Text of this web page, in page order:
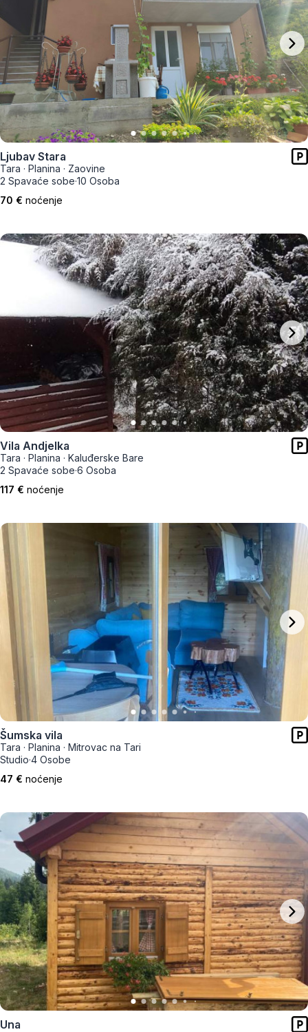
Ljubav Stara
Tara · Planina · Zaovine
2 Spavaće sobe·10 Osoba
70 € noćenje
Vila Andjelka
Tara · Planina · Kaluđerske Bare
2 Spavaće sobe·6 Osoba
117 € noćenje
Šumska vila
Tara · Planina · Mitrovac na Tari
Studio·4 Osobe
47 € noćenje
Una